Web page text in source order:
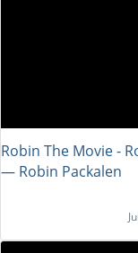
Robin The Movie -
― Robin Packalen